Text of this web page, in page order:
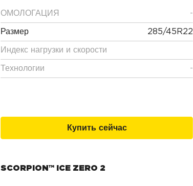
ОМОЛОГАЦИЯ -
Размер 285/45R22
Индекс нагрузки и скорости
Технологии -
Купить сейчас
SCORPION™ ICE ZERO 2